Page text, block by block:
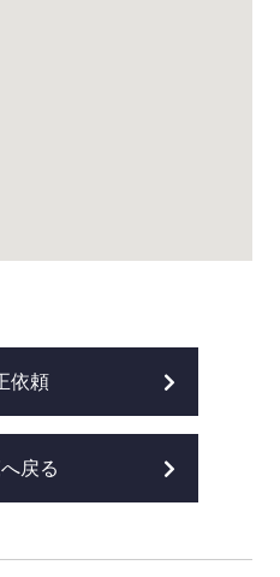
依頼
戻る